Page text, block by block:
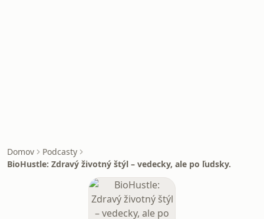
Domov
Podcasty
BioHustle: Zdravý životný štýl – vedecky, ale po ľudsky.